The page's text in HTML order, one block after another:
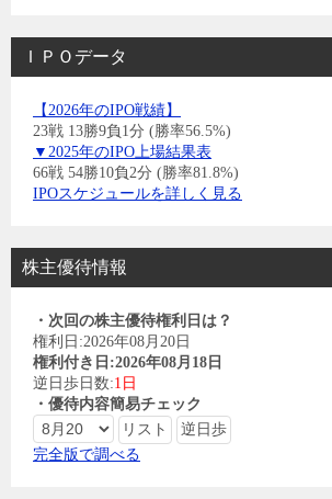
ＩＰＯデータ
【2026年のIPO戦績】
23戦 13勝9負1分 (勝率56.5%)
▼2025年のIPO上場結果表
66戦 54勝10負2分 (勝率81.8%)
IPOスケジュールを詳しく見る
株主優待情報
・次回の株主優待権利日は？
権利日:2026年08月20日
権利付き日:2026年08月18日
逆日歩日数:1日
・優待内容簡易チェック
完全版で調べる